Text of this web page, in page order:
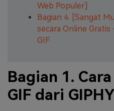
Web Populer]
Bagian 4. [Sangat
secara Online Gratis
GIF
Bagian 1.
GIF dari GIPHY